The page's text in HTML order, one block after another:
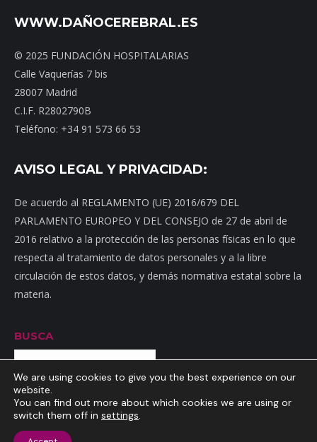
WWW.DAÑOCEREBRAL.ES
© 2025 FUNDACIÓN HOSPITALARIAS
Calle Vaquerías 7 bis
28007 Madrid
C.I.F. R2802790B
Teléfono: +34 91 573 66 53
AVISO LEGAL Y PRIVACIDAD:
De acuerdo al REGLAMENTO (UE) 2016/679 DEL
PARLAMENTO EUROPEO Y DEL CONSEJO de 27 de abril de
2016 relativo a la protección de las personas físicas en lo que
respecta al tratamiento de datos personales y a la libre
circulación de estos datos, y demás normativa estatal sobre la
materia.
BUSCA
Buscar
Inicio Mapa web
We are using cookies to give you the best experience on our
website.
You can find out more about which cookies we are using or
switch them off in settings.